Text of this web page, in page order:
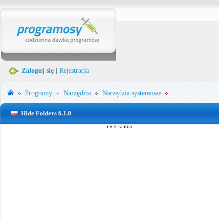
Zaloguj się Rejestracja
Programy Narzędzia Narzędzia systemowe
Hide Folders 6.1.0